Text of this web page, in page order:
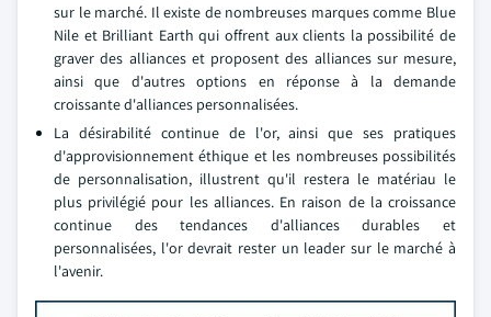
sur le marché. Il existe de nombreuses marques comme Blue
Nile et Brilliant Earth qui offrent aux clients la possibilité de
graver des alliances et proposent des alliances sur mesure,
ainsi que d'autres options en réponse à la demande
croissante d'alliances personnalisées.
La désirabilité continue de l'or, ainsi que ses pratiques
d'approvisionnement éthique et les nombreuses possibilités
de personnalisation, illustrent qu'il restera le matériau le
plus privilégié pour les alliances. En raison de la croissance
continue des tendances d'alliances durables et
personnalisées, l'or devrait rester un leader sur le marché à
l'avenir.